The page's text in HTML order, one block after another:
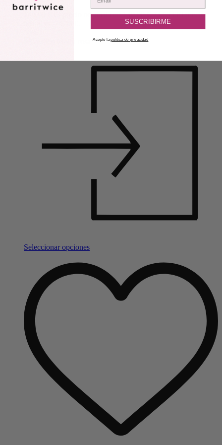
El precio original era: 149,00 €.74,50€El precio
Seleccionar opciones
SUSCRIBIRME
Acepto lapolítica de privacidad